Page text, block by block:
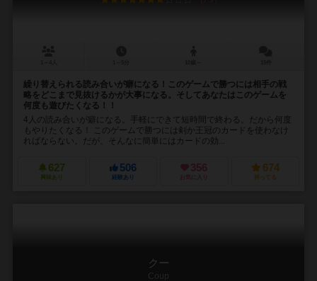
繰り替えられる読み合いが癖になる！このゲームで勝つには相手の戦
略をどこまで見抜けるかが大事になる。そしてあなたはこのゲームを
何度も遊びたくなる！！
4人の読み合いが癖になる。手軽にできて短時間で終わる。だから何度
もやりたくなる！ このゲームで勝つには剣か王冠のカードを使わなけ
ればならない。だが、そんなに簡単にはカードの効...
627
興味あり
506
経験あり
356
お気に入り
674
持ってる
クー
Coup